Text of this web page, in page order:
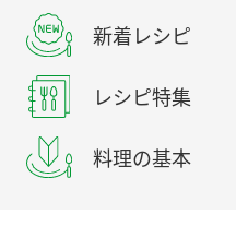
新着レシピ
レシピ特集
料理の基本